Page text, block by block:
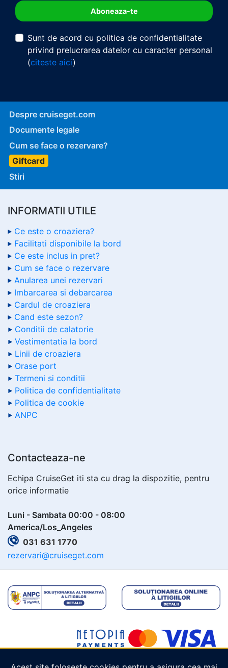
Sunt de acord cu politica de confidentialitate
privind prelucrarea datelor cu caracter personal
(citeste aici)
Despre cruiseget.com
Documente legale
Cum se face o rezervare?
Giftcard
Stiri
INFORMATII UTILE
Ce este o croaziera?
Facilitati disponibile la bord
Ce este inclus in pret?
Cum se face o rezervare
Anularea unei rezervari
Imbarcarea si debarcarea
Cardul de croaziera
Cand este sezon?
Conditii de calatorie
Vestimentatia la bord
Linii de croaziera
Orase port
Termeni si conditii
Politica de confidentialitate
Politica de cookie
ANPC
Contacteaza-ne
Echipa CruiseGet iti sta cu drag la dispozitie, pentru
orice informatie
Luni - Sambata 00:00 - 08:00
America/Los_Angeles
031 631 1770
rezervari@cruiseget.com